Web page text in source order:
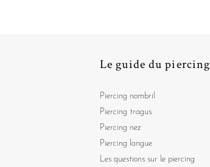
Le guide du piercing
Piercing nombril
Piercing tragus
Piercing nez
Piercing langue
Les questions sur le piercing